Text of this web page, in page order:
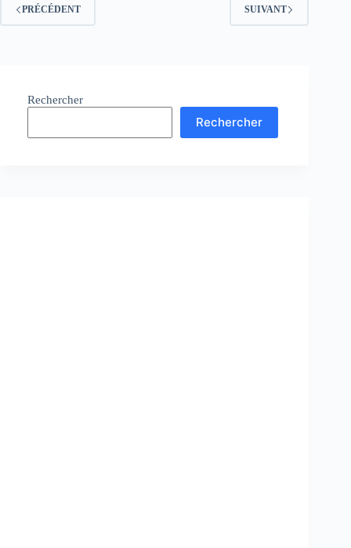
PRÉCÉDENT SUIVANT
Rechercher
Rechercher